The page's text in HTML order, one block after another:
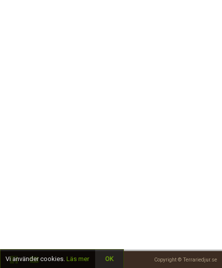
Copyright © Terrariedjur.se
Vi använder cookies. Läs mer OK